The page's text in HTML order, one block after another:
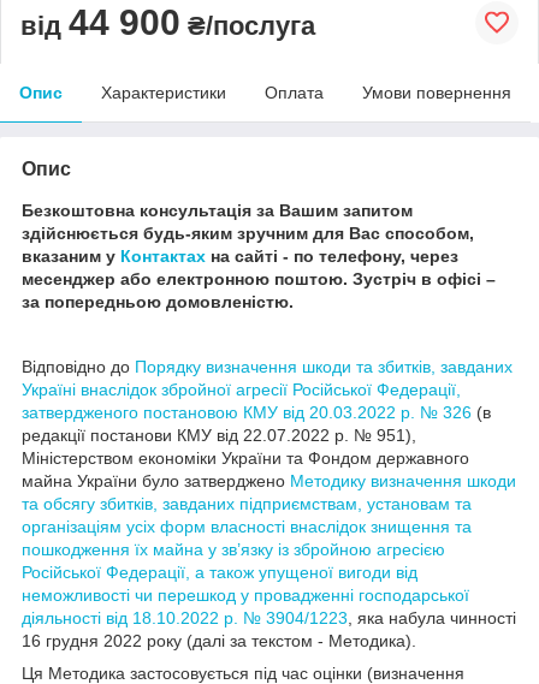
від 44 900 ₴/послуга
Опис Характеристики Оплата Умови повернення
Опис
Безкоштовна консультація за Вашим запитом
здійснюється будь-яким зручним для Вас способом,
вказаним у Контактах на сайті - по телефону, через
месенджер або електронною поштою. Зустріч в офісі –
за попередньою домовленістю.
Відповідно до Порядку визначення шкоди та збитків, завданих
Україні внаслідок збройної агресії Російської Федерації,
затвердженого постановою КМУ від 20.03.2022 р. № 326 (в
редакції постанови КМУ від 22.07.2022 р. № 951),
Міністерством економіки України та Фондом державного
майна України було затверджено Методику визначення шкоди
та обсягу збитків, завданих підприємствам, установам та
організаціям усіх форм власності внаслідок знищення та
пошкодження їх майна у зв’язку із збройною агресією
Російської Федерації, а також упущеної вигоди від
неможливості чи перешкод у провадженні господарської
діяльності від 18.10.2022 р. № 3904/1223 , яка набула чинності
16 грудня 2022 року (далі за текстом - Методика).
Ця Методика застосовується під час оцінки (визначення